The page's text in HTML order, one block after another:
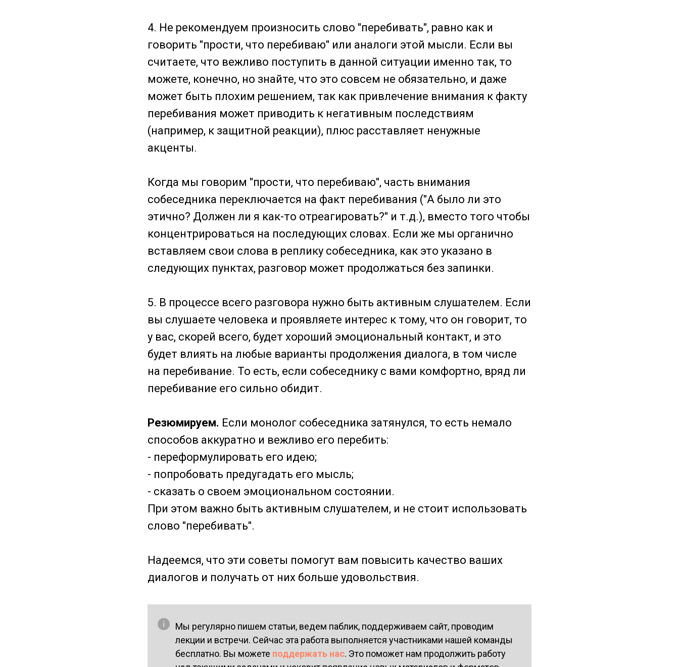
4. Не рекомендуем произносить слово "перебивать", равно как и
говорить "прости, что перебиваю" или аналоги этой мысли. Если вы
считаете, что вежливо поступить в данной ситуации именно так, то
можете, конечно, но знайте, что это совсем не обязательно, и даже
может быть плохим решением, так как привлечение внимания к факту
перебивания может приводить к негативным последствиям
(например, к защитной реакции), плюс расставляет ненужные
акценты.
Когда мы говорим "прости, что перебиваю", часть внимания
собеседника переключается на факт перебивания ("А было ли это
этично? Должен ли я как-то отреагировать?" и т.д.), вместо того чтобы
концентрироваться на последующих словах. Если же мы органично
вставляем свои слова в реплику собеседника, как это указано в
следующих пунктах, разговор может продолжаться без запинки.
5. В процессе всего разговора нужно быть активным слушателем. Если
вы слушаете человека и проявляете интерес к тому, что он говорит, то
у вас, скорей всего, будет хороший эмоциональный контакт, и это
будет влиять на любые варианты продолжения диалога, в том числе
на перебивание. То есть, если собеседнику с вами комфортно, вряд ли
перебивание его сильно обидит.
Резюмируем. Если монолог собеседника затянулся, то есть немало
способов аккуратно и вежливо его перебить:
- переформулировать его идею;
- попробовать предугадать его мысль;
- сказать о своем эмоциональном состоянии.
При этом важно быть активным слушателем, и не стоит использовать
слово "перебивать".
Надеемся, что эти советы помогут вам повысить качество ваших
диалогов и получать от них больше удовольствия.
Мы регулярно пишем статьи, ведем паблик, поддерживаем сайт, проводим
лекции и встречи. Сейчас эта работа выполняется участниками нашей команды
бесплатно. Вы можете поддержать нас. Это поможет нам продолжить работу